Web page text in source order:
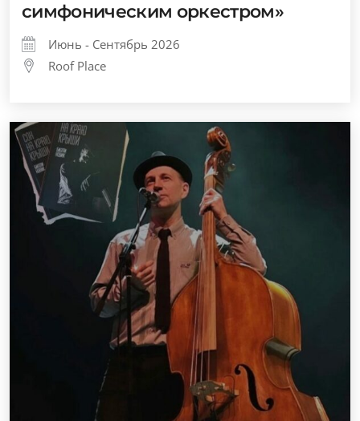
симфоническим оркестром»
Июнь - Сентябрь 2026
Roof Place